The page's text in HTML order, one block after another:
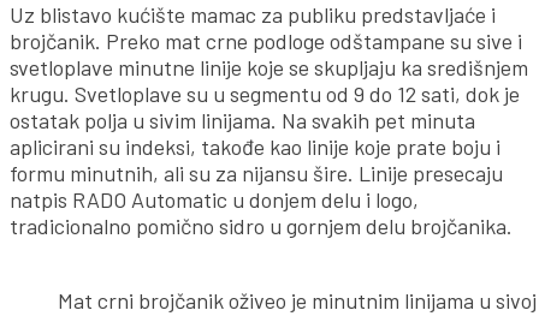
Uz blistavo kućište mamac za publiku predstavljaće i
brojčanik. Preko mat crne podloge odštampane su sive i
svetloplave minutne linije koje se skupljaju ka središnjem
krugu. Svetloplave su u segmentu od 9 do 12 sati, dok je
ostatak polja u sivim linijama. Na svakih pet minuta
aplicirani su indeksi, takođe kao linije koje prate boju i
formu minutnih, ali su za nijansu šire. Linije presecaju
natpis RADO Automatic u donjem delu i logo,
tradicionalno pomično sidro u gornjem delu brojčanika.
Mat crni brojčanik oživeo je minutnim linijama u